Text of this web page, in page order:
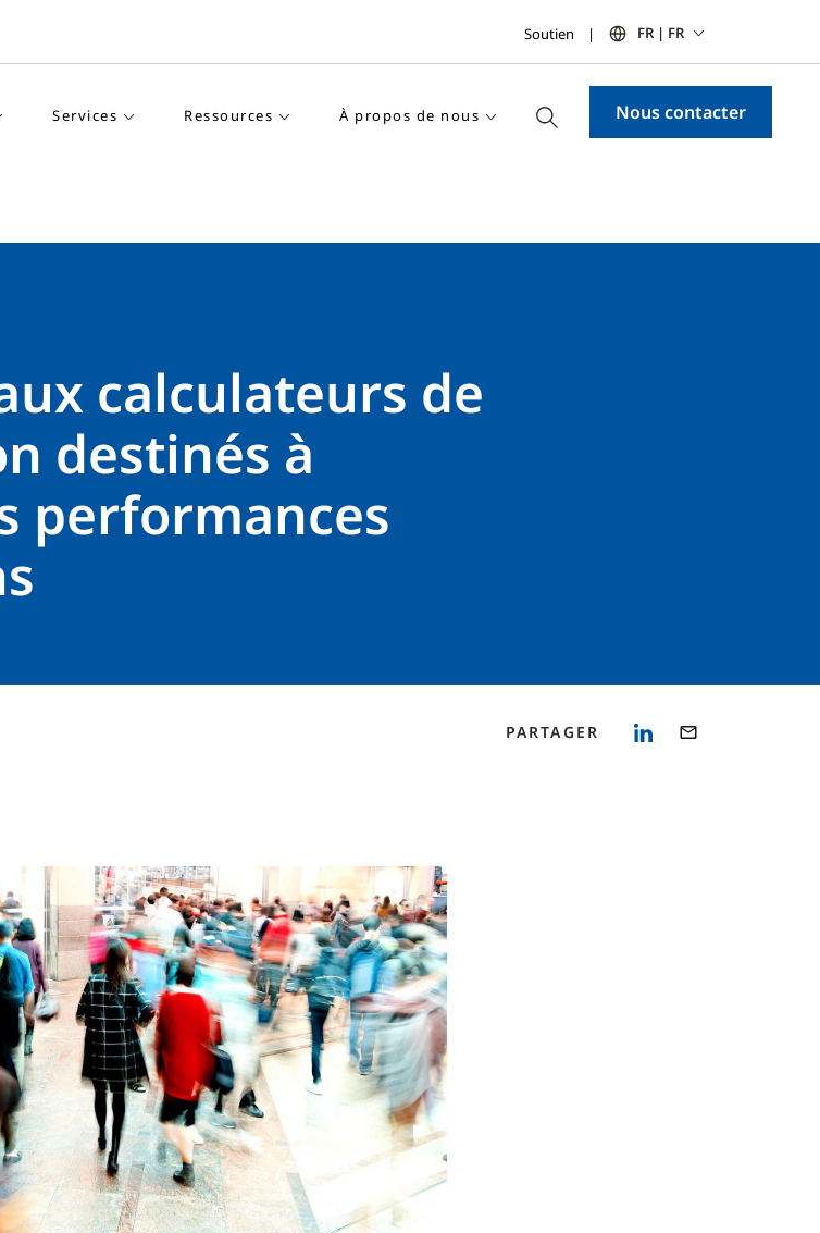
Soutien FR | FR
Services Ressources À propos de nous Nous contacter
calculateurs de
destinés à
performances
PARTAGER